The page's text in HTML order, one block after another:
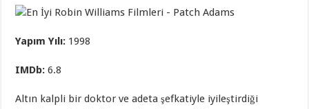
Yapım Yılı: 1998
IMDb: 6.8
Altın kalpli bir doktor ve adeta şefkatiyle iyileştirdiği